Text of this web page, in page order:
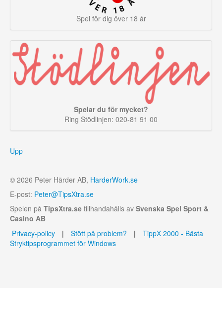
Spel för dig över 18 år
Spelar du för mycket?
Ring Stödlinjen: 020-81 91 00
Upp
© 2026 Peter Härder AB, HarderWork.se
E-post: Peter@TipsXtra.se
Spelen på TipsXtra.se tillhandahålls av Svenska Spel Sport &
Casino AB
Privacy-policy
| Stött på problem? |
TippX 2000 - Bästa
Stryktipsprogrammet för Windows